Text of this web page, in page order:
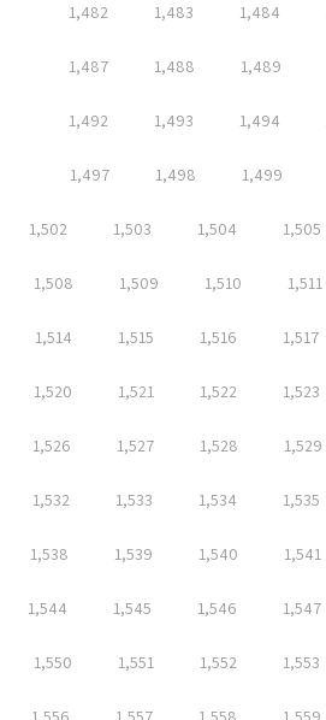
1,482 1,483 1,484
1,487 1,488 1,489
1,492 1,493 1,494
1,497 1,498 1,499
1,502 1,503 1,504 1,505
1,508 1,509 1,510 1,511
1,514 1,515 1,516 1,517
1,520 1,521 1,522 1,523
1,526 1,527 1,528 1,529
1,532 1,533 1,534 1,535
1,538 1,539 1,540 1,541
1,544 1,545 1,546 1,547
1,550 1,551 1,552 1,553